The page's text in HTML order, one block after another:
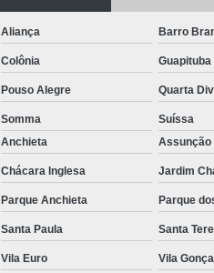
Aliança Barro
Colônia Guapituba
Pouso Alegre Quarta
Somma Suíssa
Anchieta
Assunção
Chácara Inglesa Jardim
Parque Anchieta Parque
Santa Paula Santa
Vila Euro Vila